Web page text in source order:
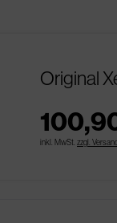
Original
inkl. MwSt. zzgl.